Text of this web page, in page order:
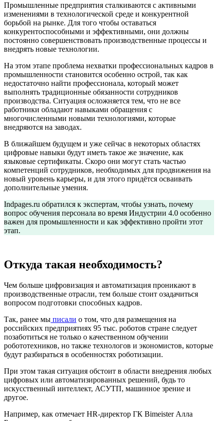
Промышленные предприятия сталкиваются с активными
изменениями в технологической среде и конкурентной
борьбой на рынке. Для того чтобы оставаться
конкурентоспособными и эффективными, они должны
постоянно совершенствовать производственные процессы и
внедрять новые технологии.
На этом этапе проблема нехватки профессиональных кадров в
промышленности становится особенно острой, так как
недостаточно найти профессионала, который может
выполнять традиционные обязанности сотрудников
производства. Ситуация осложняется тем, что не все
работники обладают навыками обращения с
многочисленными новыми технологиями, которые
внедряются на заводах.
В ближайшем будущем и уже сейчас в некоторых областях
цифровые навыки будут иметь такое же значение, как
языковые сертификаты. Скоро они могут стать частью
компетенций сотрудников, необходимых для продвижения на
новый уровень карьеры, и для этого придётся осваивать
дополнительные умения.
Indpages.ru обратился к экспертам, чтобы узнать, почему
вопрос обучения персонала во время Индустрии 4.0 особенно
важен для промышленности и как эффективно пройти этот
этап.
Откуда такая необходимость?
Чем больше цифровизация и автоматизация проникают в
производственные отрасли, тем больше стоит озадачиться
вопросом подготовки способных кадров.
Так, ранее мы писали о том, что для размещения на
российских предприятиях 95 тыс. роботов стране следует
позаботиться не только о качественном обучении
робототехников, но также технологов и экономистов, которые
будут разбираться в особенностях роботизации.
При этом такая ситуация обстоит в области внедрения любых
цифровых или автоматизированных решений, будь то
искусственный интеллект, АСУТП, машинное зрение и
другое.
Например, как отмечает HR-директор ГК Bimeister Алла